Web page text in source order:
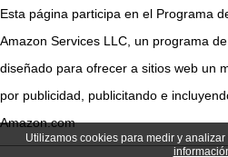
Esta página participa en el Programa
Amazon Services LLC, un programa
diseñado para ofrecer a sitios web un
por publicidad, publicitando e
Amazon.com
Utilizamos cookies para medir y